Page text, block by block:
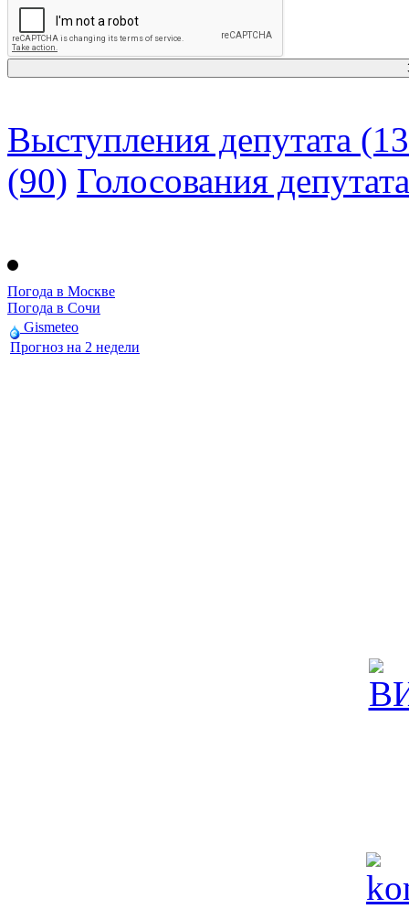
Выступления депутата
(90) Голосования депутата
Погода в Москве
Погода в Сочи
Gismeteo
Прогноз на 2 недели